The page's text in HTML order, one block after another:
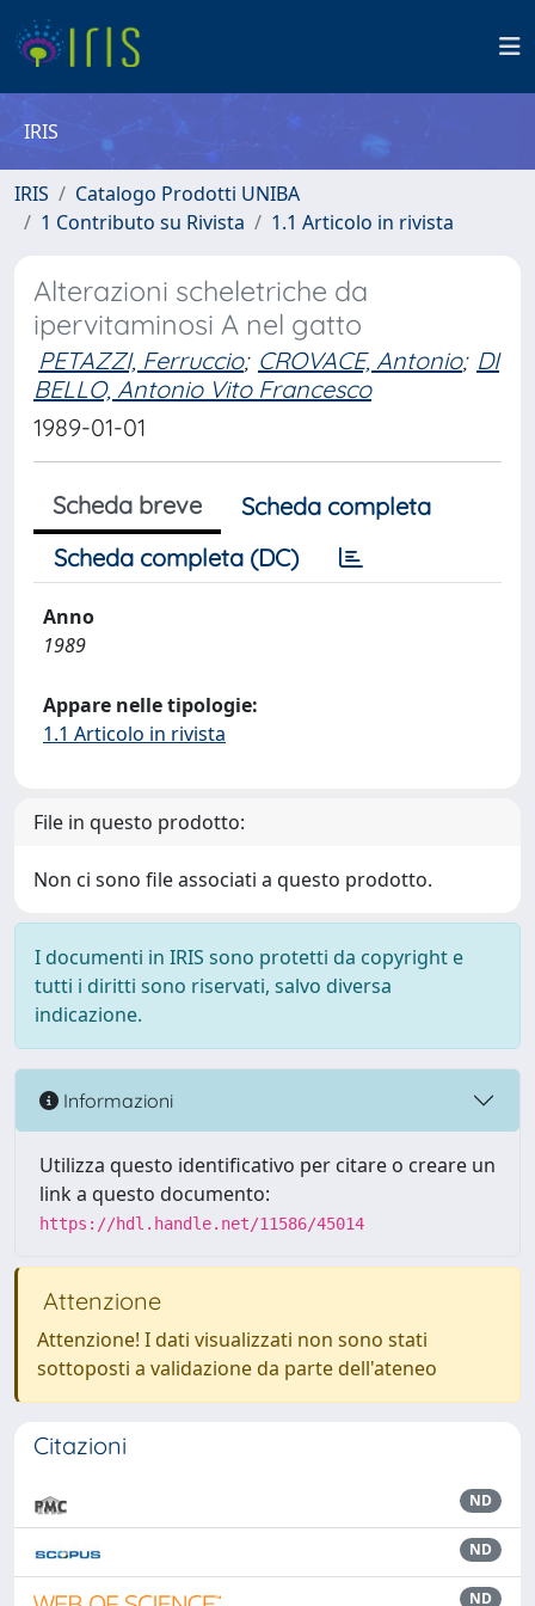
IRIS
IRIS
Catalogo Prodotti UNIBA
1 Contributo su Rivista
1.1 Articolo in rivista
Alterazioni scheletriche da
ipervitaminosi A nel gatto
PETAZZI, Ferruccio; CROVACE, Antonio; DI
BELLO, Antonio Vito Francesco
1989-01-01
Scheda breve
Scheda completa
Scheda completa (DC)
Anno
1989
Appare nelle tipologie:
1.1 Articolo in rivista
File in questo prodotto:
Non ci sono file associati a questo prodotto.
I documenti in IRIS sono protetti da copyright e
tutti i diritti sono riservati, salvo diversa
indicazione.
Informazioni
Utilizza questo identificativo per citare o creare un
link a questo documento:
https://hdl.handle.net/11586/45014
Attenzione
Attenzione! I dati visualizzati non sono stati
sottoposti a validazione da parte dell'ateneo
Citazioni
ND
ND
ND